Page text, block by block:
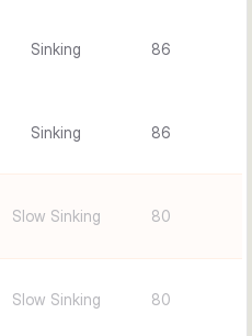
Sinking 86
Sinking 86
Slow Sinking 80
Slow Sinking 80